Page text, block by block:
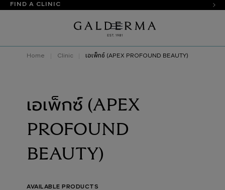
FIND A CLINIC
Home Clinic เอเพ็กซ์ (APEX PROFOUND BEAUTY)
เอเพ็กซ์ (APEX
PROFOUND
BEAUTY)
AVAILABLE PRODUCTS